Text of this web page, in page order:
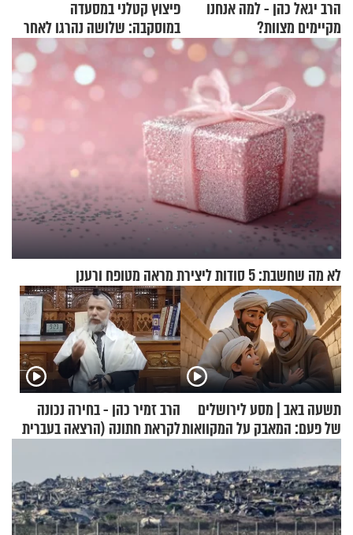
הרב יגאל כהן - למה אנחנו
מקיימים מצוות?
פיצוץ קטלני במסעדה
במוסקבה: שלושה נהרגו לאחר
שמטען שנשאה אישה התפוצץ
לא מה שחשבת: 5 סודות ליצירת מראה מטופח ורענן
תשעה באב | מסע לירושלים
של פעם: המאבק על המקוואות
הרב זמיר כהן - בחירה נכונה
לקראת חתונה (הרצאה בעברית